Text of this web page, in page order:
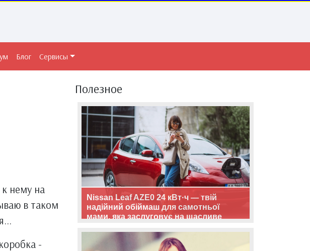
Блог Сервисы
нему на
в таком
-
Полезное
Nissan Leaf AZE0 24 кВт·ч — твій
надійний обіймаш для самотньої
мами, яка заслуговує на щасливе